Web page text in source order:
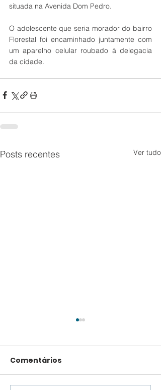
situada na Avenida Dom Pedro.
O adolescente que seria morador do bairro
Florestal foi encaminhado juntamente com
um aparelho celular roubado à delegacia
da cidade.
Posts recentes Ver tudo
Comentários